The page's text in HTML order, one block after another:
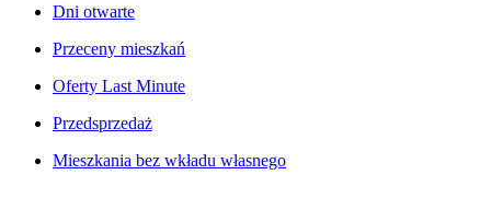
Dni otwarte
Przeceny mieszkań
Oferty Last Minute
Przedsprzedaż
Mieszkania bez wkładu własnego